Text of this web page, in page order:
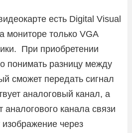
есть Digital Visual
мониторе только VGA
При приобретении
понимать разницу между
сможет передать сигнал
аналоговый канал, а
аналогового канала связи
через